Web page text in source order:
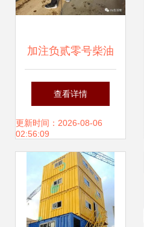
加注负贰零号柴油
360快44107京华大
财神油罐车的重生
记
查看详情
更新时间：2026-08-06
02:56:09